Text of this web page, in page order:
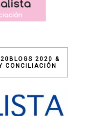
2020 &
CONCILIACIÓN